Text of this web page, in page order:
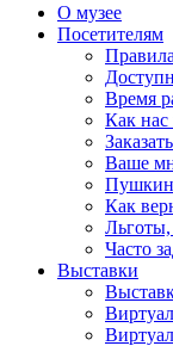
О музее
Посетителям
Время
Как нас
Ваше
Как
Часто
Выставки